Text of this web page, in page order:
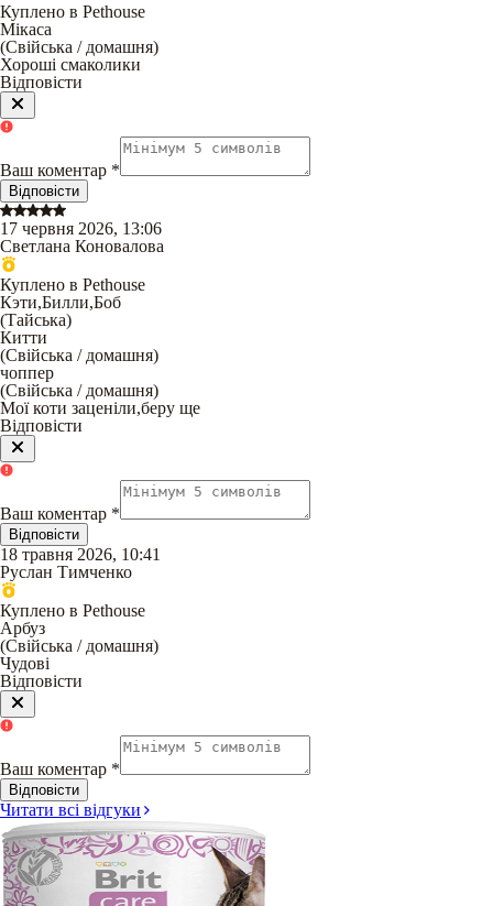
Куплено в Pethouse
Мікаса
(Свійська / домашня)
Хороші смаколики
Відповісти
Ваш коментар *
Відповісти
17 червня 2026, 13:06
Светлана Коновалова
Куплено в Pethouse
Кэти,Билли,Боб
(Тайська)
Китти
(Свійська / домашня)
чоппер
(Свійська / домашня)
Мої коти заценіли,беру ще
Відповісти
Ваш коментар *
Відповісти
18 травня 2026, 10:41
Руслан Тимченко
Куплено в Pethouse
Арбуз
(Свійська / домашня)
Чудові
Відповісти
Ваш коментар *
Відповісти
Читати всі відгуки